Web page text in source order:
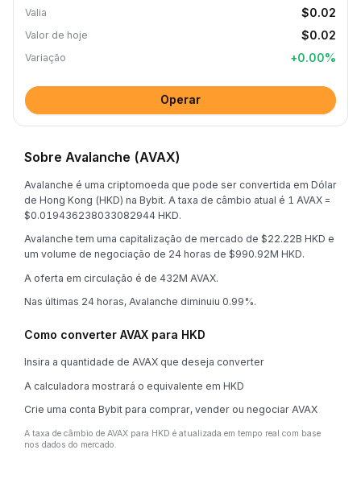
Valia $0.02
Valor de hoje $0.02
Variação +0.00%
Operar
Sobre Avalanche (AVAX)
Avalanche é uma criptomoeda que pode ser convertida em Dólar
de Hong Kong (HKD) na Bybit. A taxa de câmbio atual é 1 AVAX =
$0.019436238033082944 HKD.
Avalanche tem uma capitalização de mercado de $22.22B HKD e
um volume de negociação de 24 horas de $990.92M HKD.
A oferta em circulação é de 432M AVAX.
Nas últimas 24 horas, Avalanche diminuiu 0.99%.
Como converter AVAX para HKD
Insira a quantidade de AVAX que deseja converter
A calculadora mostrará o equivalente em HKD
Crie uma conta Bybit para comprar, vender ou negociar AVAX
A taxa de câmbio de AVAX para HKD é atualizada em tempo real com base
nos dados do mercado.